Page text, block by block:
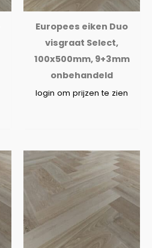
Europees eiken Duo
visgraat Select,
100x500mm, 9+3mm
onbehandeld
login om prijzen te zien